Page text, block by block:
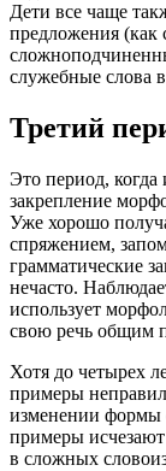
Дети все чаще
предложения (как
служебные слова
Третий
Это период, когда
закрепление
Уже хорошо
спряжением,
грамматические
нечасто.
использует
свою речь общим
Хотя до четырех
примеры
изменении формы
примеры
в сложных